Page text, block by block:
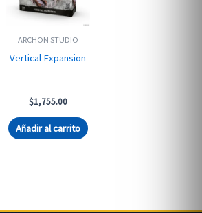
ARCHON STUDIO
Vertical Expansion
$1,755.00
Añadir al carrito